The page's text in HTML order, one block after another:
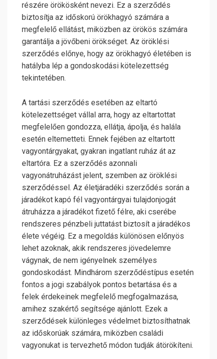
részére örökösként nevezi. Ez a szerződés
biztosítja az időskorú örökhagyó számára a
megfelelő ellátást, miközben az örökös számára
garantálja a jövőbeni örökséget. Az öröklési
szerződés előnye, hogy az örökhagyó életében is
hatályba lép a gondoskodási kötelezettség
tekintetében.
A tartási szerződés esetében az eltartó
kötelezettséget vállal arra, hogy az eltartottat
megfelelően gondozza, ellátja, ápolja, és halála
esetén eltemetteti. Ennek fejében az eltartott
vagyontárgyakat, gyakran ingatlant ruház át az
eltartóra. Ez a szerződés azonnali
vagyonátruházást jelent, szemben az öröklési
szerződéssel. Az életjáradéki szerződés során a
járadékot kapó fél vagyontárgyai tulajdonjogát
átruházza a járadékot fizető félre, aki cserébe
rendszeres pénzbeli juttatást biztosít a járadékos
élete végéig. Ez a megoldás különösen előnyös
lehet azoknak, akik rendszeres jövedelemre
vágynak, de nem igényelnek személyes
gondoskodást. Mindhárom szerződéstípus esetén
fontos a jogi szabályok pontos betartása és a
felek érdekeinek megfelelő megfogalmazása,
amihez szakértő segítsége ajánlott. Ezek a
szerződések különleges védelmet biztosíthatnak
az időskorúak számára, miközben családi
vagyonukat is tervezhető módon tudják átörökíteni.